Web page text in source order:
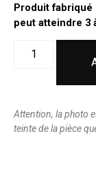
Produit fabriqué
peut atteindre 3
Attention, la photo
teinte de la pièce